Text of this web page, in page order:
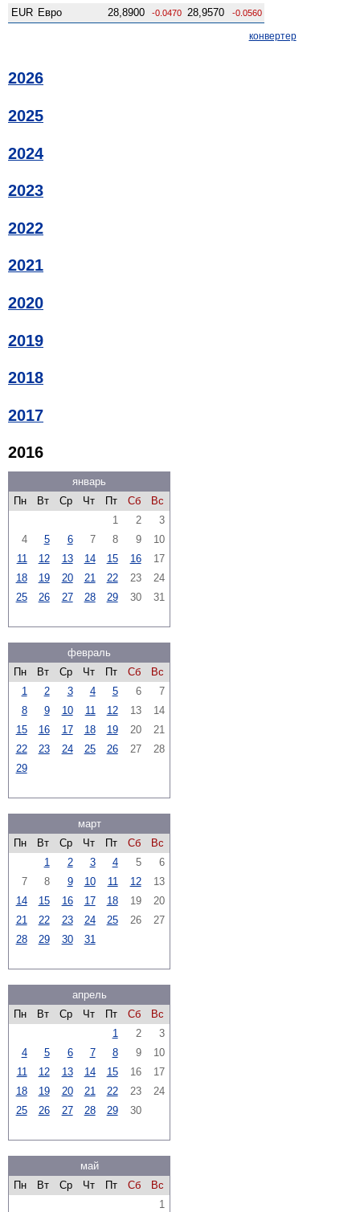
EUR Евро 28,8900 -0.0470 28,9570 -0.0560
конвертер
2026
2025
2024
2023
2022
2021
2020
2019
2018
2017
2016
январь
Пн
Вт Ср Чт Пт Сб
Вс
1
2
3
4
5 6 7 8 9
10
11
12 13 14 15 16
17
18
19 20 21 22 23
24
25
26 27 28 29 30 31
февраль
Пн
Вт Ср Чт Пт Сб
Вс
1
2 3 4 5 6
7
8
9 10 11 12 13
14
15
16 17 18 19 20
21
22
23 24 25 26 27
28
29
март
Пн
Вт Ср Чт Пт Сб
Вс
1
2 3 4 5
6
7
8 9 10 11 12
13
14
15 16 17 18 19
20
21
22 23 24 25 26
27
28
29 30 31
апрель
Пн
Вт Ср Чт Пт Сб
Вс
1
2
3
4
5 6 7 8 9
10
11
12 13 14 15 16
17
18
19 20 21 22 23
24
25
26 27 28 29 30
май
Пн
Вт Ср Чт Пт Сб
Вс
1